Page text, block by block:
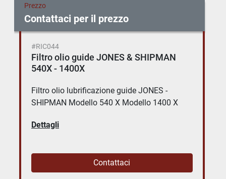
Prezzo
Contattaci per il prezzo
#RIC044
Filtro olio guide JONES & SHIPMAN
540X - 1400X
Filtro olio lubrificazione guide JONES -
SHIPMAN Modello 540 X Modello 1400 X
Dettagli
Contattaci